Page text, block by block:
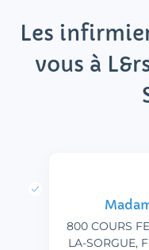
Les
vous à
800 COURS
LA-SORGUE,